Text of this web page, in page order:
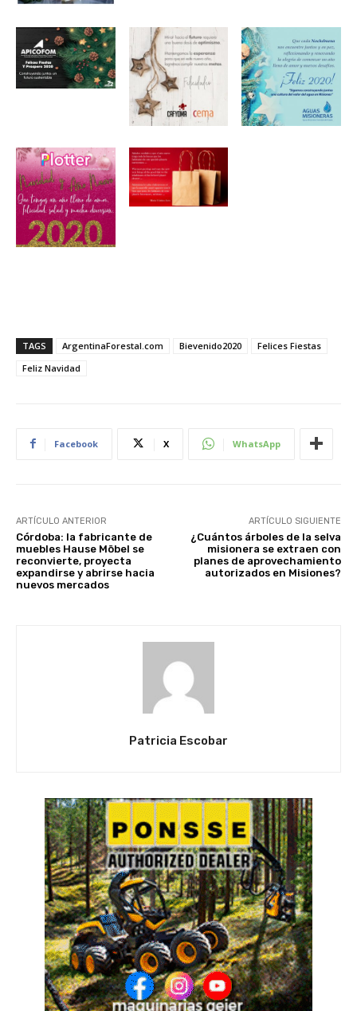
TAGS ArgentinaForestal.com Bievenido2020
Felices Fiestas
Feliz Navidad
Facebook X WhatsApp
ARTÍCULO ANTERIOR
Córdoba: la fabricante de
muebles Hause Möbel se
reconvierte, proyecta
expandirse y abrirse hacia
nuevos mercados
ARTÍCULO SIGUIENTE
¿Cuántos árboles de la selva
misionera se extraen con
planes de aprovechamiento
autorizados en Misiones?
Patricia Escobar